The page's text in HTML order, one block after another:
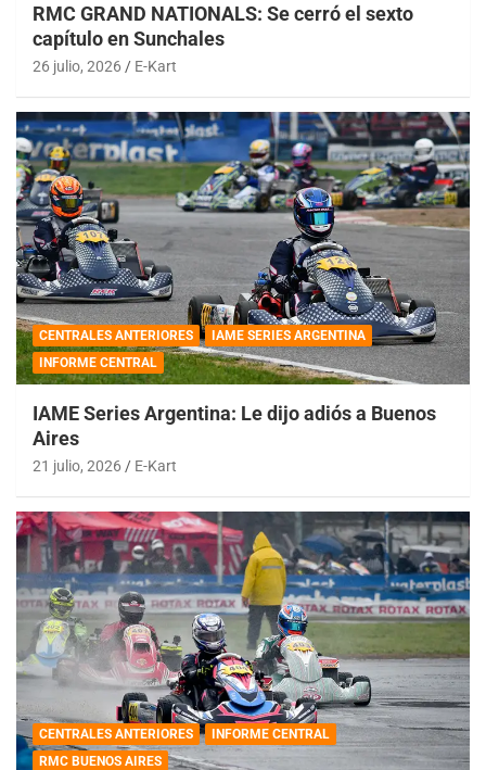
RMC GRAND NATIONALS: Se cerró el sexto
capítulo en Sunchales
26 julio, 2026 E-Kart
CENTRALES ANTERIORES
IAME SERIES ARGENTINA
INFORME CENTRAL
IAME Series Argentina: Le dijo adiós a Buenos
Aires
21 julio, 2026 E-Kart
CENTRALES ANTERIORES
INFORME CENTRAL
RMC BUENOS AIRES